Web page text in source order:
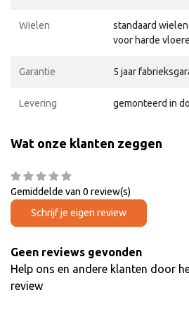
Wielen
standaard
voor harde
Garantie 5 jaar
Levering gemonteerd in
Wat onze klanten zeggen
Gemiddelde van 0 review(s)
Schrijf je eigen review
Geen reviews gevonden
Help ons en andere klanten door
review